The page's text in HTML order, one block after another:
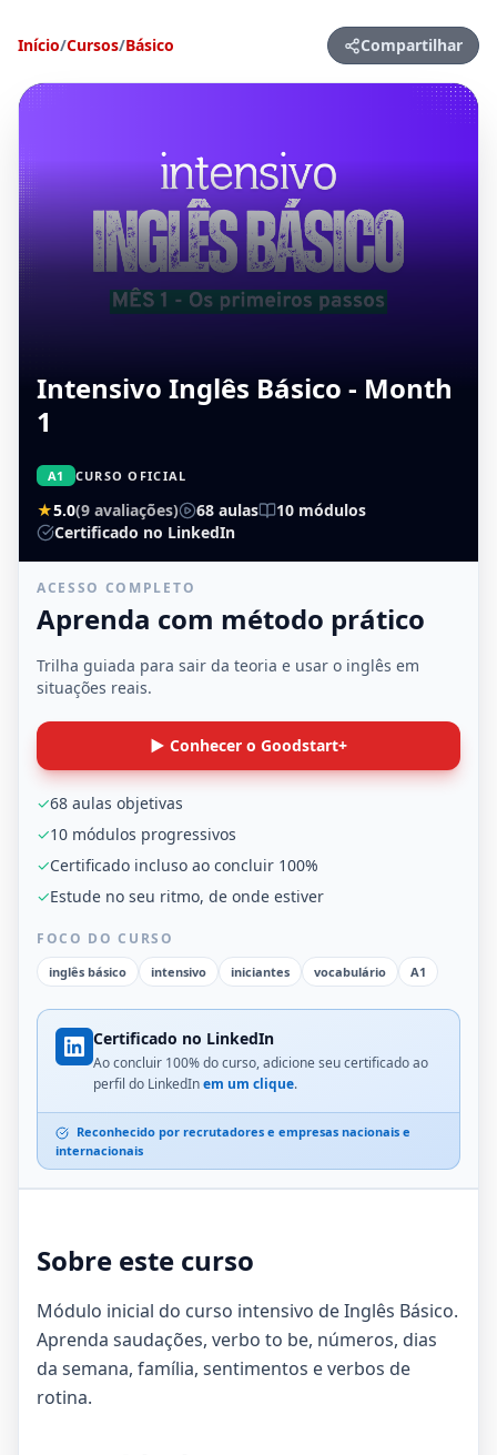
Início/Cursos/Básico Compartilhar
Intensivo Inglês Básico - Month
1
A1 CURSO OFICIAL
★5.0(9 avaliações) 68 aulas
10 módulos
Certificado no LinkedIn
Sobre este curso
Módulo inicial do curso intensivo de Inglês Básico.
Aprenda saudações, verbo to be, números, dias
da semana, família, sentimentos e verbos de
rotina.
ACESSO COMPLETO
Aprenda com método prático
Trilha guiada para sair da teoria e usar o inglês em
situações reais.
▶ Conhecer o Goodstart+
✓68 aulas objetivas
✓10 módulos progressivos
✓Certificado incluso ao concluir 100%
✓Estude no seu ritmo, de onde estiver
FOCO DO CURSO
inglês básico intensivo iniciantes vocabulário A1
Certificado no LinkedIn
Ao concluir 100% do curso, adicione seu certificado ao
perfil do LinkedInem um clique.
Reconhecido por recrutadores e empresas nacionais e
internacionais